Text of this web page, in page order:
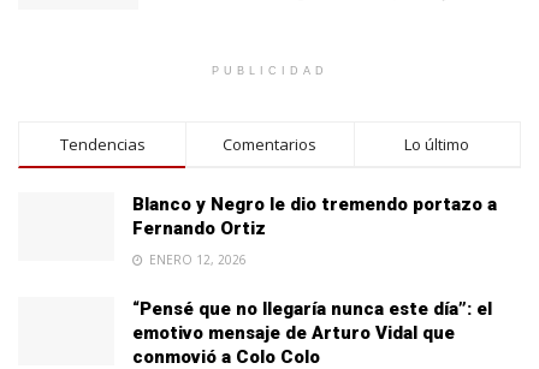
PUBLICIDAD
Tendencias Comentarios Lo último
Blanco y Negro le dio tremendo portazo a
Fernando Ortiz
ENERO 12, 2026
“Pensé que no llegaría nunca este día”: el
emotivo mensaje de Arturo Vidal que
conmovió a Colo Colo